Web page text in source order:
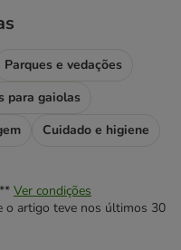
Parques e vedações
para gaiolas
Cuidado e higiene
Ver condições
o artigo teve nos últimos 30